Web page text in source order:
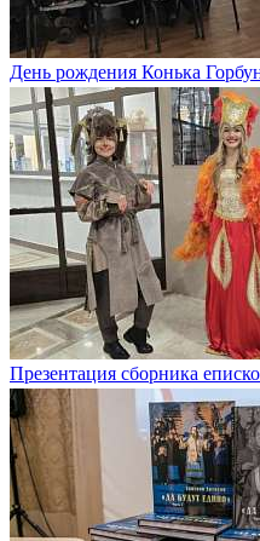
День рождения Конька
Презентация сборника